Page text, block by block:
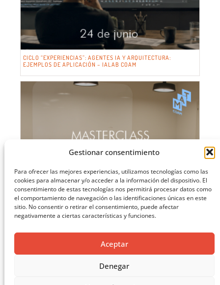
Gestionar consentimiento
Para ofrecer las mejores experiencias, utilizamos tecnologías como las
cookies para almacenar y/o acceder a la información del dispositivo. El
consentimiento de estas tecnologías nos permitirá procesar datos como
el comportamiento de navegación o las identificaciones únicas en este
sitio. No consentir o retirar el consentimiento, puede afectar
negativamente a ciertas características y funciones.
Aceptar
Denegar
CICLO “EXPERIENCIAS”: AGENTES IA Y ARQUITECTURA:
EJEMPLOS DE APLICACIÓN – IALAB COAM
MASTERCLASS: ARQUITECTURA PARA EL APRENDIZAJE